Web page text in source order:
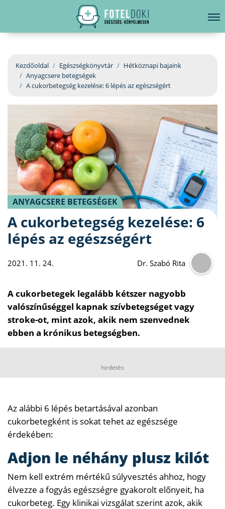
EGÉSZSÉGKÖNYVTÁR
BETEGSÉGKALAUZ
ÜGYELETKERESŐ
ORVOS VÁLASZOL
ORVOSKERESŐ
hirdetés
Kezdőoldal Egészségkönyvtár
Hétköznapi bajaink
Anyagcsere betegségek
A cukorbetegség kezelése: 6 lépés az egészségért
ANYAGCSERE BETEGSÉGEK
A cukorbetegség kezelése: 6
lépés az egészségért
2021. 11. 24. Dr. Szabó Rita
A cukorbetegek legalább kétszer nagyobb
valószínűséggel kapnak szívbetegséget vagy
stroke-ot, mint azok, akik nem szenvednek
ebben a krónikus betegségben.
hirdetés
Az alábbi 6 lépés betartásával azonban
cukorbetegként is sokat tehet az egészsége
érdekében:
Adjon le néhány plusz kilót
Nem kell extrém mértékű súlyvesztés ahhoz, hogy
élvezze a fogyás egészségre gyakorolt előnyeit, ha
cukorbeteg. Egy klinikai vizsgálat szerint azok, akik